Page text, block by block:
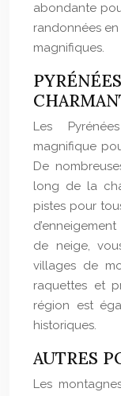
abondante
randonnées
magnifiques.
Les
magnifique
De
long de la
pistes pour
de neige,
villages de
raquettes et
région est
historiques.
AUTRES
Les